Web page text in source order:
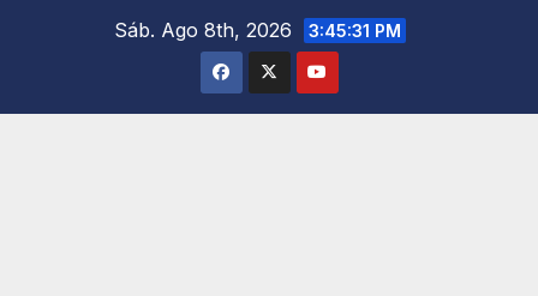
Sáb. Ago 8th, 2026 3:45:32 PM